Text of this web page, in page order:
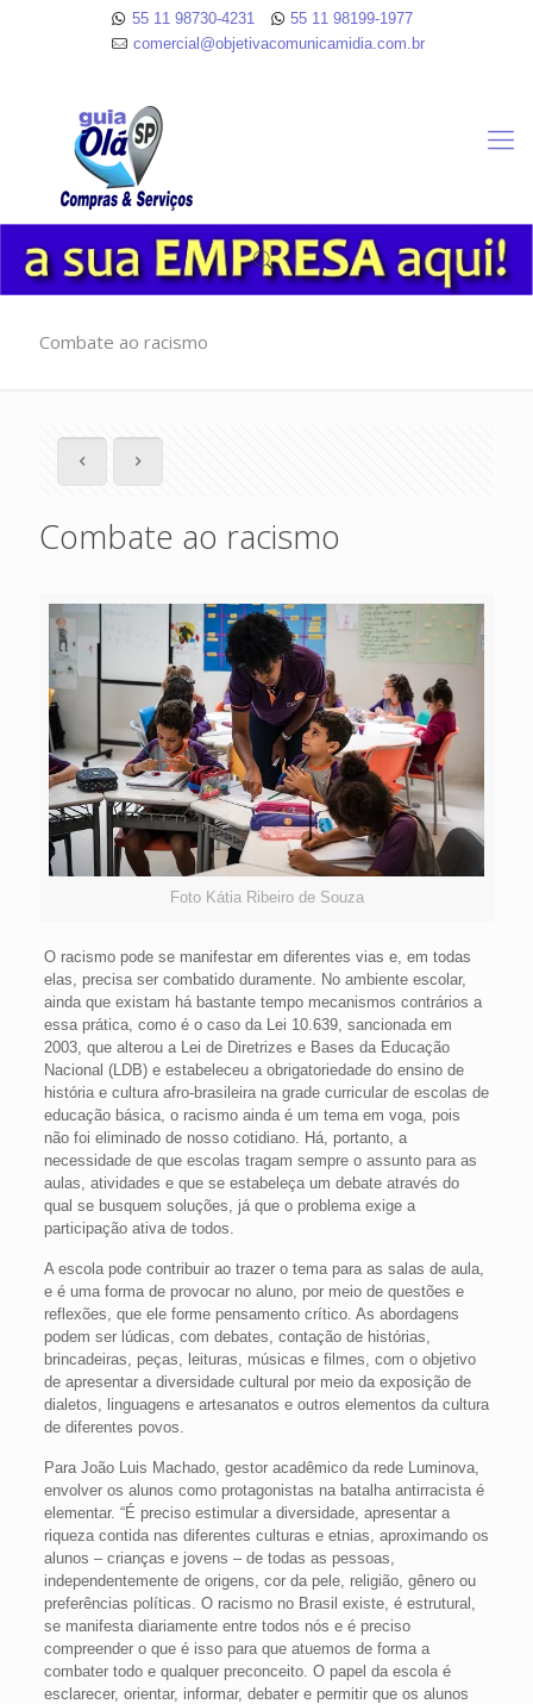
55 11 98730-4231
55 11 98199-1977
comercial@objetivacomunicamidia.com.br
Combate ao racismo
Combate ao racismo
Foto Kátia Ribeiro de Souza
O racismo pode se manifestar em diferentes vias e, em todas
elas, precisa ser combatido duramente. No ambiente escolar,
ainda que existam há bastante tempo mecanismos contrários a
essa prática, como é o caso da Lei 10.639, sancionada em
2003, que alterou a Lei de Diretrizes e Bases da Educação
Nacional (LDB) e estabeleceu a obrigatoriedade do ensino de
história e cultura afro-brasileira na grade curricular de escolas de
educação básica, o racismo ainda é um tema em voga, pois
não foi eliminado de nosso cotidiano. Há, portanto, a
necessidade de que escolas tragam sempre o assunto para as
aulas, atividades e que se estabeleça um debate através do
qual se busquem soluções, já que o problema exige a
participação ativa de todos.
A escola pode contribuir ao trazer o tema para as salas de aula,
e é uma forma de provocar no aluno, por meio de questões e
reflexões, que ele forme pensamento crítico. As abordagens
podem ser lúdicas, com debates, contação de histórias,
brincadeiras, peças, leituras, músicas e filmes, com o objetivo
de apresentar a diversidade cultural por meio da exposição de
dialetos, linguagens e artesanatos e outros elementos da cultura
de diferentes povos.
Para João Luis Machado, gestor acadêmico da rede Luminova,
envolver os alunos como protagonistas na batalha antirracista é
elementar. “É preciso estimular a diversidade, apresentar a
riqueza contida nas diferentes culturas e etnias, aproximando os
alunos – crianças e jovens – de todas as pessoas,
independentemente de origens, cor da pele, religião, gênero ou
preferências políticas. O racismo no Brasil existe, é estrutural,
se manifesta diariamente entre todos nós e é preciso
compreender o que é isso para que atuemos de forma a
combater todo e qualquer preconceito. O papel da escola é
esclarecer, orientar, informar, debater e permitir que os alunos